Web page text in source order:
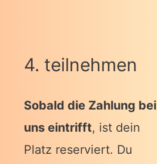
4. teilnehmen
Sobald die Zahlung bei
uns eintrifft, ist dein
Platz reserviert. Du